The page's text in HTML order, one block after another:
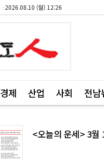
2026.08.10 (월) 12:26
경제 산업 사회 전남
<오늘의 운세> 3월